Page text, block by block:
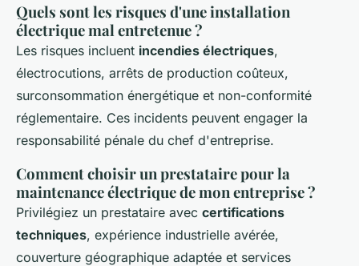
Quels sont les risques d'une installation
électrique mal entretenue ?
Les risques incluent incendies électriques,
électrocutions, arrêts de production coûteux,
surconsommation énergétique et non-conformité
réglementaire. Ces incidents peuvent engager la
responsabilité pénale du chef d'entreprise.
Comment choisir un prestataire pour la
maintenance électrique de mon entreprise ?
Privilégiez un prestataire avec certifications
techniques, expérience industrielle avérée,
couverture géographique adaptée et services